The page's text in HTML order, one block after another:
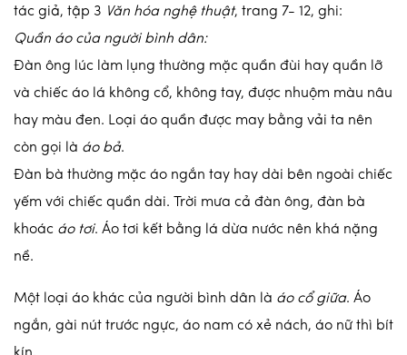
tác giả, tập 3 Văn hóa nghệ thuật, trang 7- 12, ghi:
Quần áo của người bình dân:
Đàn ông lúc làm lụng thường mặc quần đùi hay quần lỡ
và chiếc áo lá không cổ, không tay, được nhuộm màu nâu
hay màu đen. Loại áo quần được may bằng vải ta nên
còn gọi là áo bả.
Đàn bà thường mặc áo ngắn tay hay dài bên ngoài chiếc
yếm với chiếc quần dài. Trời mưa cả đàn ông, đàn bà
khoác áo tơi. Áo tơi kết bằng lá dừa nước nên khá nặng
nề.
Một loại áo khác của người bình dân là áo cổ giữa. Áo
ngắn, gài nút trước ngực, áo nam có xẻ nách, áo nữ thì bít